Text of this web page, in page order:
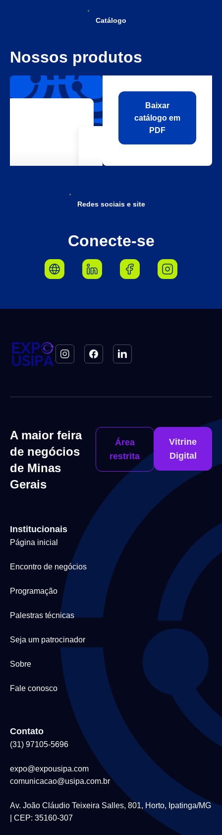
Catálogo
Nossos produtos
Baixar
catálogo em
PDF
Redes sociais e site
Conecte-se
A maior feira
de negócios
de Minas
Gerais
Área
restrita
Vitrine
Digital
Institucionais
Página inicial
Encontro de negócios
Programação
Palestras técnicas
Seja um patrocinador
Sobre
Fale conosco
Contato
(31) 97105-5696
expo@expousipa.com
comunicacao@usipa.com.br
Av. João Cláudio Teixeira Salles, 801, Horto, Ipatinga/MG
| CEP: 35160-307